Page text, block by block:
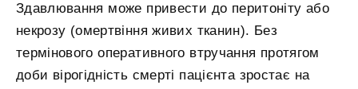
Здавлювання може привести до перитоніту або
некрозу (омертвіння живих тканин). Без
термінового оперативного втручання протягом
доби вірогідність смерті пацієнта зростає на